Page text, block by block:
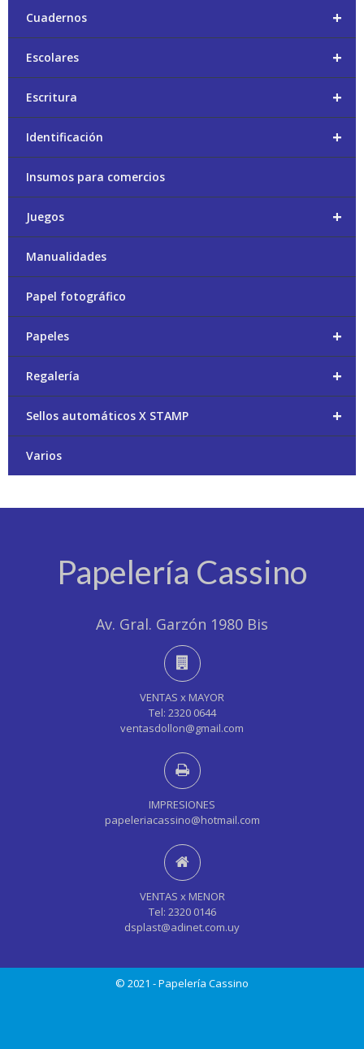
+
Cuadernos
+
Escolares
+
Escritura
+
Identificación
Insumos para comercios
+
Juegos
Manualidades
Papel fotográfico
+
Papeles
+
Regalería
+
Sellos automáticos X STAMP
Varios
Papelería Cassino
Av. Gral. Garzón 1980 Bis
VENTAS x MAYOR
Tel: 2320 0644
ventasdollon@gmail.com
IMPRESIONES
papeleriacassino@hotmail.com
VENTAS x MENOR
Tel: 2320 0146
dsplast@adinet.com.uy
© 2021 - Papelería Cassino